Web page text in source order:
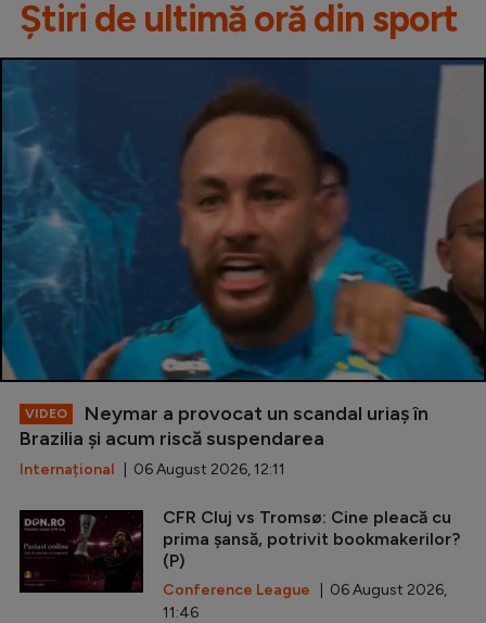
Știri de ultimă oră din sport
VIDEO
Neymar a provocat un scandal uriaș în
Brazilia și acum riscă suspendarea
Internațional | 06 August 2026, 12:11
CFR Cluj vs Tromsø: Cine pleacă cu
prima șansă, potrivit bookmakerilor?
(P)
Conference League | 06 August 2026,
11:46